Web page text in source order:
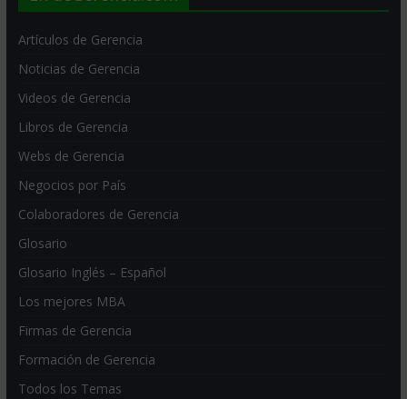
Artículos de Gerencia
Noticias de Gerencia
Videos de Gerencia
Libros de Gerencia
Webs de Gerencia
Negocios por País
Colaboradores de Gerencia
Glosario
Glosario Inglés – Español
Los mejores MBA
Firmas de Gerencia
Formación de Gerencia
Todos los Temas